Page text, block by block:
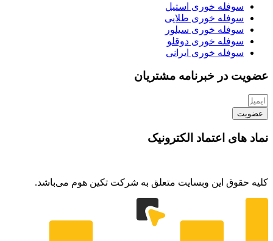
سوفله خوری استیل
سوفله خوری طلایی
سوفله خوری سیلور
سوفله خوری دوقلو
سوفله خوری ایرانی
عضویت در خبرنامه مشتریان
عضویت
نماد های اعتماد الکترونیک
کلیه حقوق این وبسایت متعلق به شرکت تکین هوم می‌باشد.